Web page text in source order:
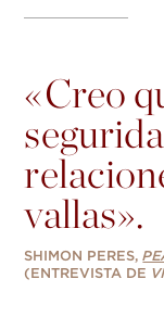
«Creo
vallas».
SHIMON PERES,
(ENTREVISTA DE